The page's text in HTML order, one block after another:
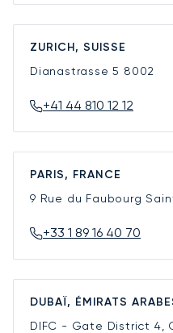
ZURICH, SUISSE
Dianastrasse 5 8002
+41 44 810 12 12
PARIS, FRANCE
9 Rue du Faubourg
+33 1 89 16 40 70
DUBAÏ, ÉMIRATS
DIFC - Gate District 4,